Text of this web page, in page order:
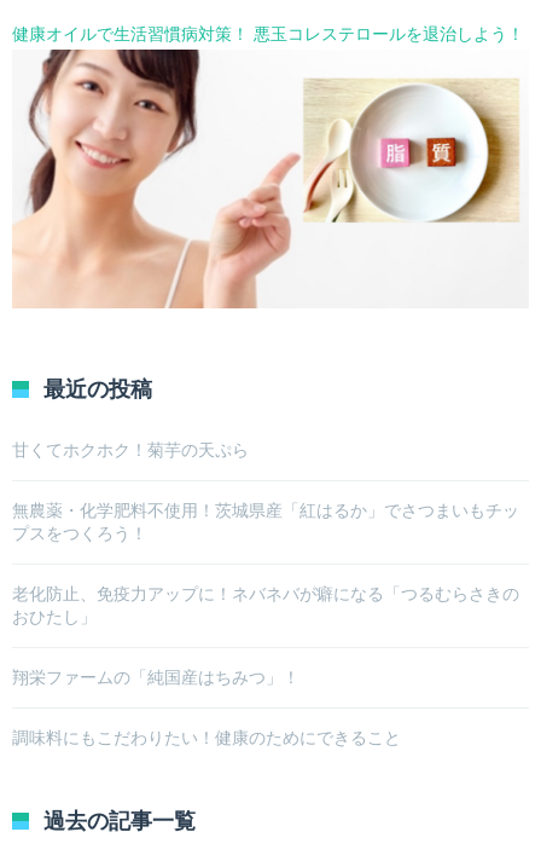
健康オイルで生活習慣病対策！ 悪玉コレステロールを退治しよう！
最近の投稿
甘くてホクホク！菊芋の天ぷら
無農薬・化学肥料不使用！茨城県産「紅はるか」でさつまいもチッ
プスをつくろう！
老化防止、免疫力アップに！ネバネバが癖になる「つるむらさきの
おひたし」
翔栄ファームの「純国産はちみつ」！
調味料にもこだわりたい！健康のためにできること
過去の記事一覧